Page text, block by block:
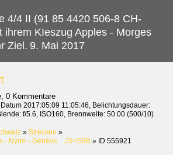
4/4 II (91 85 4420 506-8 CH-
ihrem KIeszug Apples - Morges
Ziel. 9. Mai 2017
0 Kommentare
, Datum 2017:05:09 11:05:46, Belichtungsdauer:
f/5.6, ISO160, Brennweite: 50.00 (500/10)
» Strecken »
Nyon – Genève JS>SBB » ID 555921